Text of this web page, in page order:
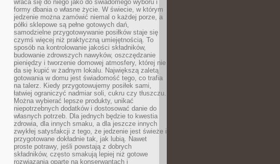
wraca się do niego jako do świadomego wyboru i
formy dbania o własne życie. W świecie, w którym
jedzenie można zamówić niemal o każdej porze, a
półki sklepowe są pełne gotowych dań,
samodzielne przygotowywanie posiłków staje się
czymś więcej niż praktyczną umiejętnością. To
sposób na kontrolowanie jakości składników,
budowanie zdrowszych nawyków, oszczędzanie
pieniędzy i tworzenie domowej atmosfery, której nie
da się kupić w żadnym lokalu. Największą zaletą
gotowania w domu jest świadomość tego, co trafia
na talerz. Kiedy przygotowujemy posiłek sami,
łatwiej ograniczyć nadmiar soli, cukru czy tłuszczu.
Można wybierać lepsze produkty, unikać
niepotrzebnych dodatków i dostosować danie do
własnych potrzeb. Dla jednych będzie to kwestia
zdrowia, dla innych smaku, a dla jeszcze innych
zwykłej satysfakcji z tego, że jedzenie jest świeże i
przygotowane dokładnie tak, jak lubią. Nawet
proste potrawy, jeśli powstają z dobrych
składników, często smakują lepiej niż gotowe
rozwiązania oparte na konserwantach i